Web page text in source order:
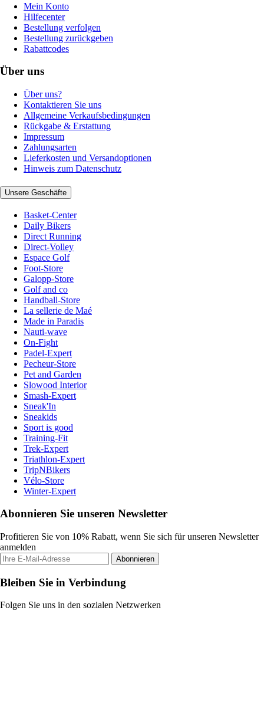
Mein Konto
Hilfecenter
Bestellung verfolgen
Bestellung zurückgeben
Rabattcodes
Über uns
Über uns?
Kontaktieren Sie uns
Allgemeine Verkaufsbedingungen
Rückgabe & Erstattung
Impressum
Zahlungsarten
Lieferkosten und Versandoptionen
Hinweis zum Datenschutz
Unsere Geschäfte
Basket-Center
Daily Bikers
Direct Running
Direct-Volley
Espace Golf
Foot-Store
Galopp-Store
Golf and co
Handball-Store
La sellerie de Maé
Made in Paradis
Nauti-wave
On-Fight
Padel-Expert
Pecheur-Store
Pet and Garden
Slowood Interior
Smash-Expert
Sneak'In
Sneakids
Sport is good
Training-Fit
Trek-Expert
Triathlon-Expert
TripNBikers
Vélo-Store
Winter-Expert
Abonnieren Sie unseren Newsletter
Profitieren Sie von 10% Rabatt, wenn Sie sich für unseren Newsletter
anmelden
Abonnieren
Bleiben Sie in Verbindung
Folgen Sie uns in den sozialen Netzwerken